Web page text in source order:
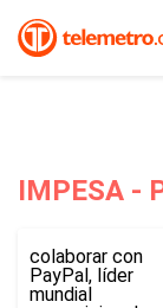
IMPESA -